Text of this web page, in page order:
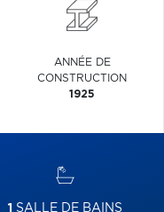
ANNÉE DE
CONSTRUCTION
1925
1 SALLE DE BAINS